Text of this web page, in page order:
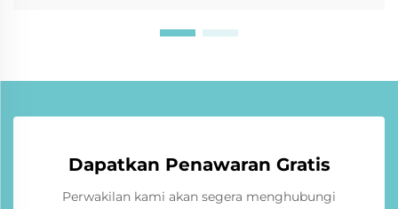
Dapatkan Penawaran Gratis
Perwakilan kami akan segera menghubungi